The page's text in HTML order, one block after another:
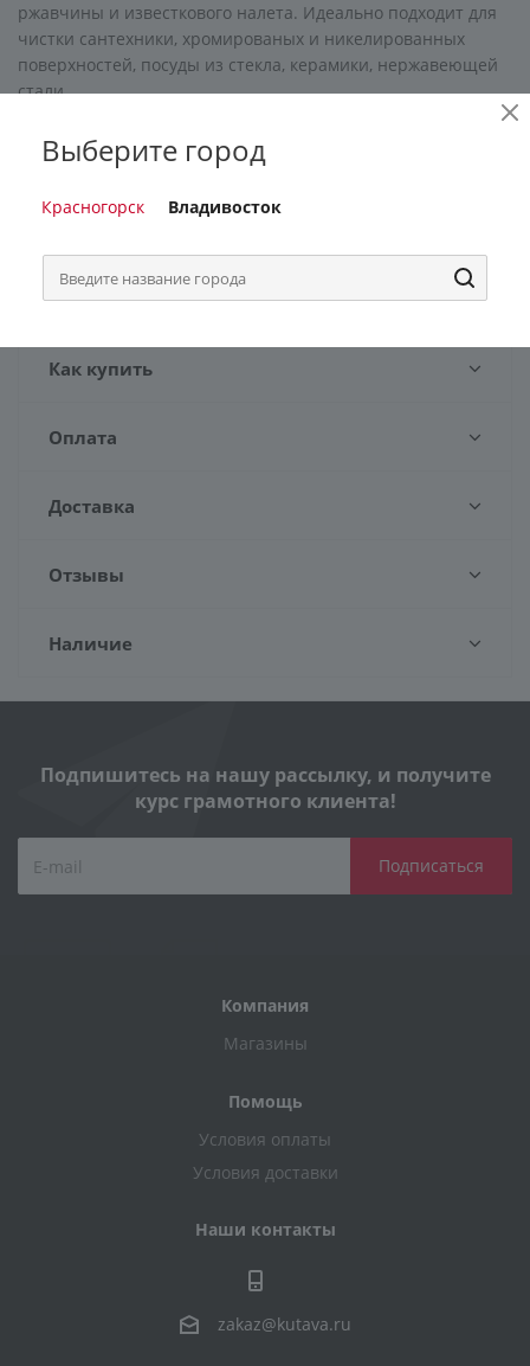
ржавчины и известкового налета. Идеально подходит для
чистки сантехники, хромированых и никелированных
поверхностей, посуды из стекла, керамики, нержавеющей
стали.
Бонусы 0
Как купить
Оплата
Доставка
Отзывы
Наличие
Подпишитесь на нашу рассылку, и получите
курс грамотного клиента!
Компания
Магазины
Помощь
Условия оплаты
Условия доставки
Наши контакты
zakaz@kutava.ru
Выберите город
Красногорск Владивосток